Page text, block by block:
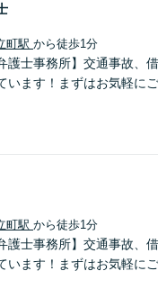
町駅 から徒歩1分
護士事務所】交通事故
います！まずはお気軽に
町駅 から徒歩1分
護士事務所】交通事故
います！まずはお気軽に